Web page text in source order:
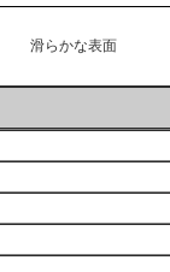
滑らかな表面